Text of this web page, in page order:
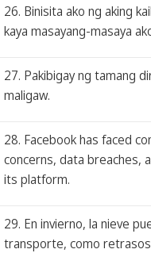
26. Binisita ako ng aking
kaya masayang-masaya
27. Pakibigay ng tamang
maligaw.
28. Facebook has faced
concerns, data breaches,
its platform.
29. En invierno, la nieve
transporte, como